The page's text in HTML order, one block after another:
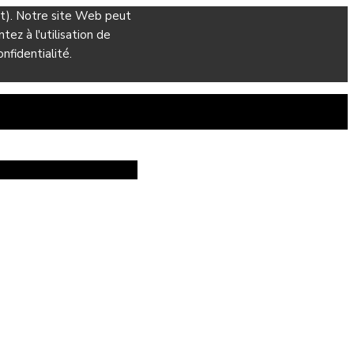
Notre site Web peut
à l'utilisation de